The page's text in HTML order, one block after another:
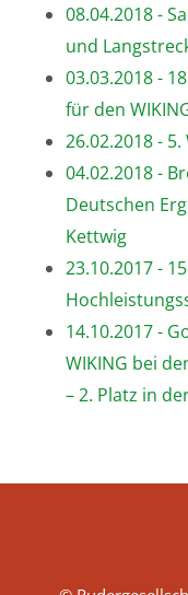
08.04.2018 -
und
03.03.2018 -
für den
26.02.2018 -
04.02.2018 -
Deutschen
Kettwig
23.10.2017 -
14.10.2017 -
WIKING bei
– 2. Platz in